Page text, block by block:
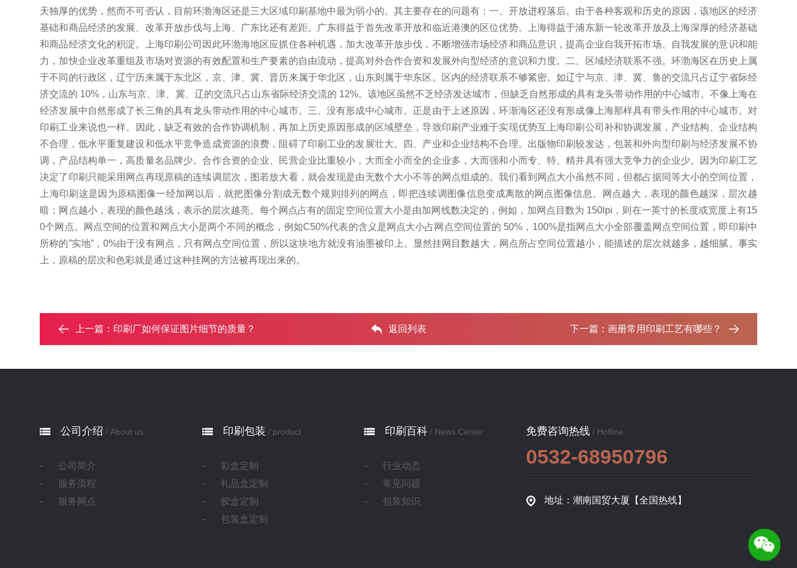
天独厚的优势，然而不可否认，目前环渤海区还是三大区域印刷基地中最为弱小的。 其主要存在的问题有：一、开放进程落后。 由于各种客观和历史的原因，该地区的经济
基础和商品经济的发展、改革开放步伐与上海、广东比还有差距。
广东得益于首先改革开放和临近港澳的区位优势。
上海得益于浦东新一轮改革开放及上海深厚的经济基础
和商品经济文化的积淀。
上海印刷公司因此环渤海地区应抓住各种机遇，加大改革开放步伐，不断增强市场经济和商品意识，提高企业自我开拓市场、自我发展的意识和能
力，加快企业改革重组及市场对资源的有效配置和生产要素的自由流动，提高对外合作合资和发展外向型经济的意识和力度。 二、区域经济联系不强。 环渤海区在历史上属
于不同的行政区，辽宁历来属于东北区，京、津、冀、晋历来属于华北区，山东则属于华东区。
区内的经济联系不够紧密。如辽宁与京、津、冀、鲁的交流只占辽宁省际经
济交流的 10%，山东与京、津、冀、辽的交流只占山东省际经济交流的 12%。 该地区虽然不乏经济发达城市，但缺乏自然形成的具有龙头带动作用的中心城市。 不像上海在
经济发展中自然形成了长三角的具有龙头带动作用的中心城市。 三、没有形成中心城市。 正是由于上述原因，环渐海区还没有形成像上海那样具有带头作用的中心城市。 对
印刷工业来说也一样。
因此，缺乏有效的合作协调机制，再加上历史原因形成的区域壁垒，导致印刷产业难于实现优势互上海印刷公司补和协调发展，产业结构、企业结构
不合理，低水平重复建设和低水平竞争造成资源的浪费，阻碍了印刷工业的发展壮大。
四、产业和企业结构不合理。 出版物印刷较发达，包装和外向型印刷与经济发展不协
调，产品结构单一，高质量名品牌少。合作合资的企业、民营企业比重较小，大而全小而全的企业多，大而强和小而专、特、精并具有强大竞争力的企业少。
因为印刷工艺
决定了印刷只能采用网点再现原稿的连续调层次，图若放大看，就会发现是由无数个大小不等的网点组成的。我们看到网点大小虽然不同，但都占据同等大小的空间位置，
上海印刷这是因为原稿图像一经加网以后，就把图像分割成无数个规则排列的网点，即把连续调图像信息变成离散的网点图像信息。
网点越大，表现的颜色越深，层次越
暗；网点越小，表现的颜色越浅，表示的层次越亮。 每个网点占有的固定空间位置大小是由加网线数决定的，例如，加网点目数为 150lpi，则在一英寸的长度或宽度上有15
0个网点。
网点空间的位置和网点大小是两个不同的概念，例如C50%代表的含义是网点大小占网点空间位置的 50%，100%是指网点大小全部覆盖网点空间位置，即印刷中
所称的”实地”，0%由于没有网点，只有网点空间位置，所以这块地方就没有油墨被印上。
显然挂网目数越大，网点所占空间位置越小，能描述的层次就越多，越细腻。 事实
上，原稿的层次和色彩就是通过这种挂网的方法被再现出来的。
上一篇： 印刷厂如何保证图片细节的质量？‌ 返回列表 下一篇： 画册常用印刷工艺有哪些？‌
免费咨询热线 / Hotline
0532-68950796
地址：潮南国贸大厦【全国热线】
公司介绍 / About us
公司简介
服务流程
服务网点
印刷包装 / product
彩盒定制
礼品盒定制
胶盒定制
包装盒定制
印刷百科/ News Center
行业动态
常见问题
包装知识